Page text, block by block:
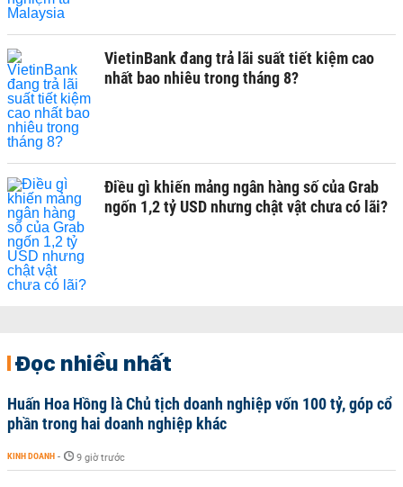
VietinBank đang trả lãi suất tiết kiệm cao
nhất bao nhiêu trong tháng 8?
Điều gì khiến mảng ngân hàng số của Grab
ngốn 1,2 tỷ USD nhưng chật vật chưa có lãi?
Đọc nhiều nhất
Huấn Hoa Hồng là Chủ tịch doanh nghiệp vốn 100 tỷ, góp cổ
phần trong hai doanh nghiệp khác
KINH DOANH - 9 giờ trước